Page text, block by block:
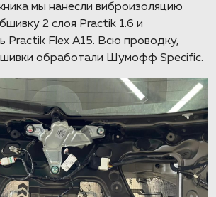
мы нанесли виброизоляцию
2 слоя Practik 1.6 и
Practik Flex А15. Всю проводку,
обработали Шумофф Specific.